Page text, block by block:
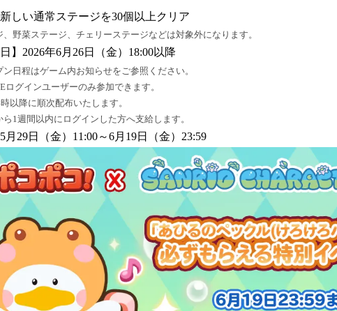
新しい通常ステージを30個以上クリア
野菜ステージ、チェリーステージなどは対象外になります。
】2026年6月26日（金）18:00以降
日程はゲーム内お知らせをご参照ください。
グインユーザーのみ参加できます。
以降に順次配布いたします。
1週間以内にログインした方へ支給します。
5月29日（金）11:00～6月19日（金）23:59